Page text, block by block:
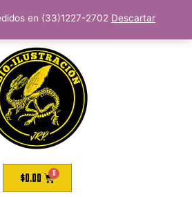
en (33)1227-2702 Descartar
$0.00